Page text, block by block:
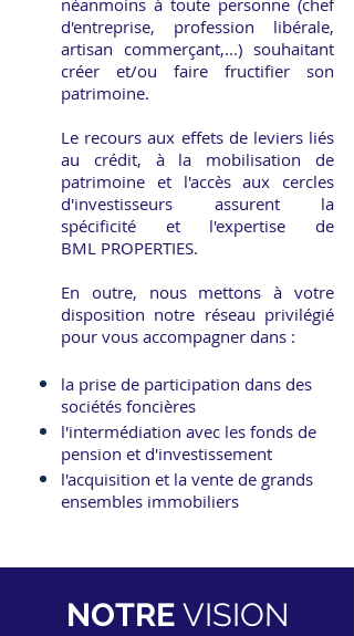
néanmoins à toute personne (chef
d'entreprise, profession libérale,
artisan commerçant,...) souhaitant
créer et/ou faire fructifier son
patrimoine.
Le recours aux effets de leviers liés
au crédit, à la mobilisation de
patrimoine et l'accès aux cercles
d'investisseurs assurent la
spécificité et l'expertise de
BML PROPERTIES.
En outre, nous mettons à votre
disposition notre réseau privilégié
pour vous accompagner dans :
la prise de participation dans des
sociétés foncières
l'intermédiation avec les fonds de
pension et d'investissement
l'acquisition et la vente de grands
ensembles immobiliers
NOTRE VISION